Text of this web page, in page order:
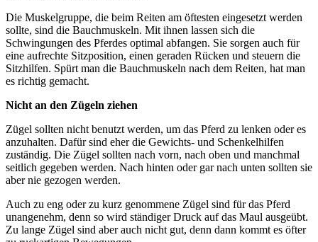
Die Muskelgruppe, die beim Reiten am öftesten eingesetzt werden
sollte, sind die Bauchmuskeln. Mit ihnen lassen sich die
Schwingungen des Pferdes optimal abfangen. Sie sorgen auch für
eine aufrechte Sitzposition, einen geraden Rücken und steuern die
Sitzhilfen. Spürt man die Bauchmuskeln nach dem Reiten, hat man
es richtig gemacht.
Nicht an den Zügeln ziehen
Zügel sollten nicht benutzt werden, um das Pferd zu lenken oder es
anzuhalten. Dafür sind eher die Gewichts- und Schenkelhilfen
zuständig. Die Zügel sollten nach vorn, nach oben und manchmal
seitlich gegeben werden. Nach hinten oder gar nach unten sollten sie
aber nie gezogen werden.
Auch zu eng oder zu kurz genommene Zügel sind für das Pferd
unangenehm, denn so wird ständiger Druck auf das Maul ausgeübt.
Zu lange Zügel sind aber auch nicht gut, denn dann kommt es öfter